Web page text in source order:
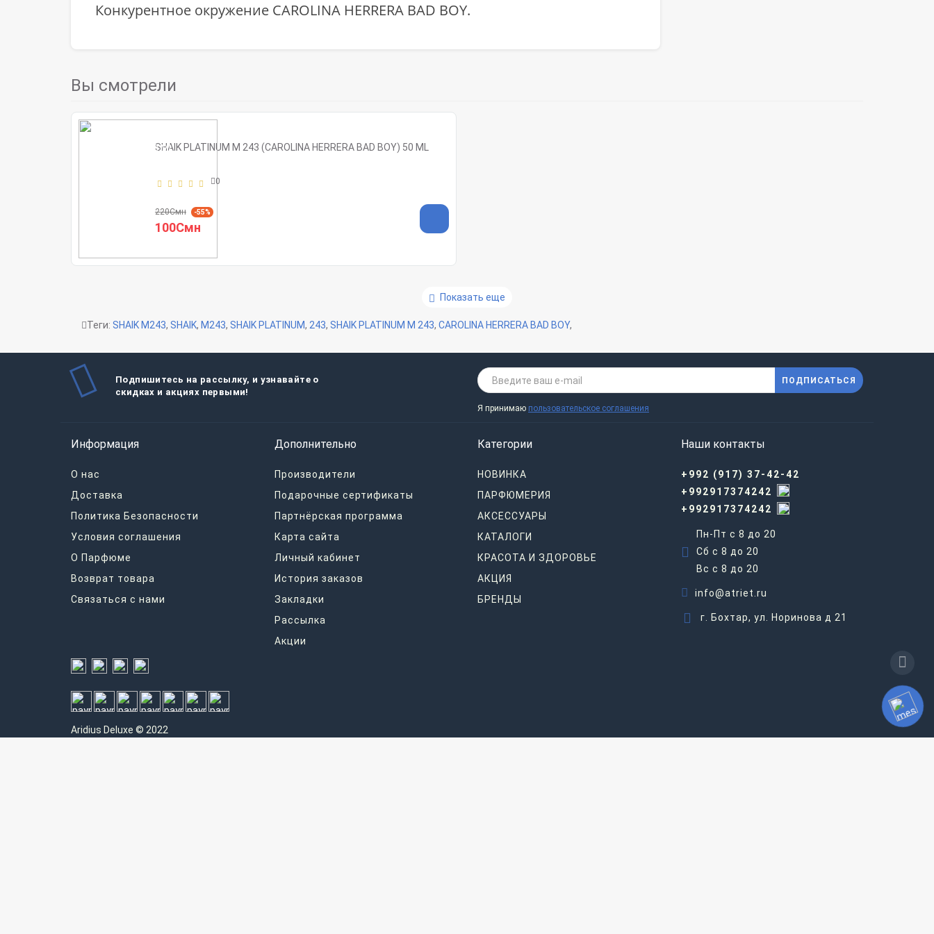
Конкурентное окружение CAROLINA HERRERA BAD BOY.
Вы смотрели
SHAIK PLATINUM M 243 (CAROLINA HERRERA BAD BOY) 50 ML
0
220Смн -55%
100Смн
Показать еще
Теги: SHAIK M243, SHAIK, M243, SHAIK PLATINUM, 243, SHAIK PLATINUM M 243, CAROLINA HERRERA BAD BOY,
Подпишитесь на рассылку, и узнавайте о
скидках и акциях первыми!
ПОДПИСАТЬСЯ
Я принимаю пользовательское соглашения
Информация
О нас
Доставка
Политика Безопасности
Условия соглашения
О Парфюме
Возврат товара
Связаться с нами
Дополнительно
Производители
Подарочные сертификаты
Партнёрская программа
Карта сайта
Личный кабинет
История заказов
Закладки
Рассылка
Акции
Категории
НОВИНКА
ПАРФЮМЕРИЯ
АКСЕССУАРЫ
КАТАЛОГИ
КРАСОТА И ЗДОРОВЬЕ
АКЦИЯ
БРЕНДЫ
Наши контакты
+992 (917) 37-42-42
+992917374242
+992917374242
Пн-Пт с 8 до 20
Сб с 8 до 20
Вс c 8 до 20
info@atriet.ru
г. Бохтар, ул. Норинова д 21
Aridius Deluxe © 2022